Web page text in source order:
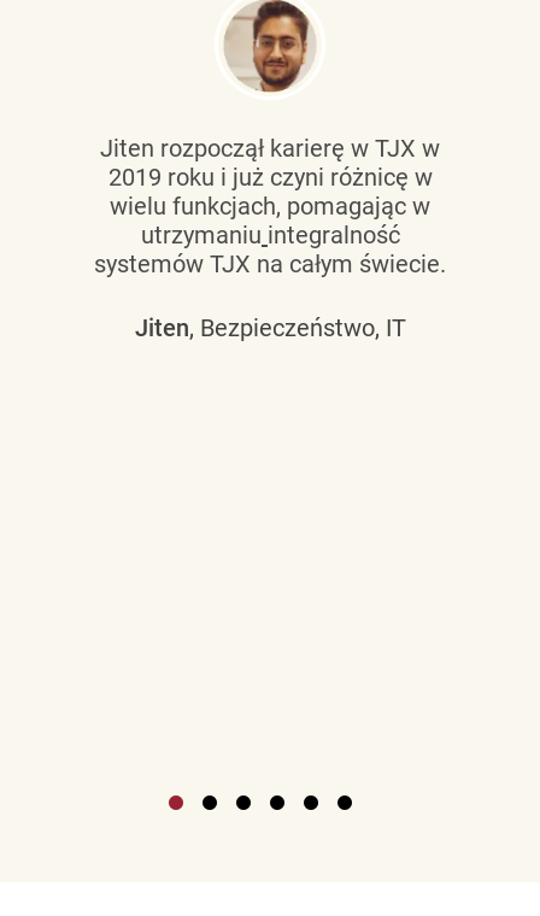
Jiten rozpoczął karierę w TJX w
2019 roku i już czyni różnicę w
wielu funkcjach, pomagając w
utrzymaniu integralność
systemów TJX na całym świecie.
Jiten, Bezpieczeństwo, IT